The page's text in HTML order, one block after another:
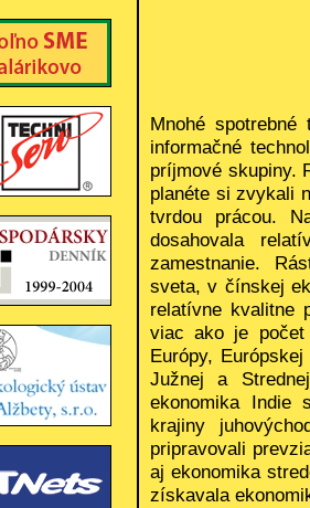
Mnohé
informačné
príjmové skupiny.
planéte si zvykali
tvrdou prácou.
dosahovala
zamestnanie.
sveta, v čínskej
relatívne kvalitne
viac ako je
Európy,
Južnej a
ekonomika Indie
krajiny
pripravovali
aj ekonomika
získavala